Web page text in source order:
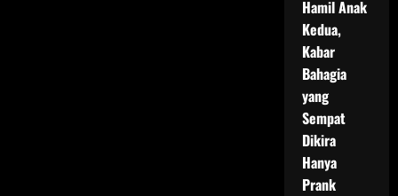
Hamil Anak
Kedua,
Kabar
Bahagia
yang
Sempat
Dikira
Hanya
Prank